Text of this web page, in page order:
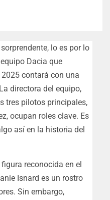
lo es por lo
Dacia que
contará con una
directora del equipo,
tres pilotos principales,
ocupan roles clave. Es
así en la historia del
reconocida en el
Isnard es un rostro
Sin embargo,